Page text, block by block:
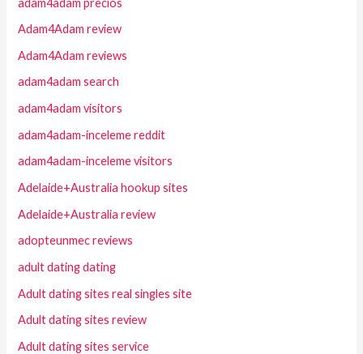
Adam4Adam review
Adam4Adam reviews
adam4adam search
adam4adam visitors
adam4adam-inceleme reddit
adam4adam-inceleme visitors
Adelaide+Australia hookup sites
Adelaide+Australia review
adopteunmec reviews
adult dating dating
Adult dating sites real singles site
Adult dating sites review
Adult dating sites service